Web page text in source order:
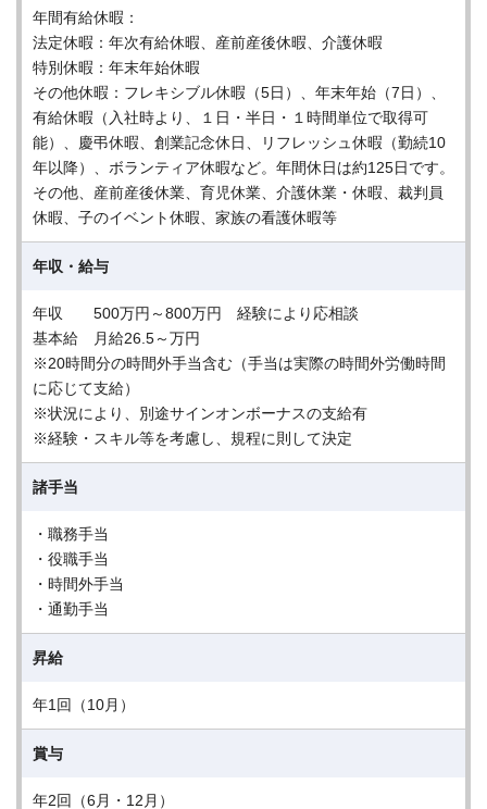
年間有給休暇：
法定休暇：年次有給休暇、産前産後休暇、介護休暇
特別休暇：年末年始休暇
その他休暇：フレキシブル休暇（5日）、年末年始（7日）、
有給休暇（入社時より、１日・半日・１時間単位で取得可
能）、慶弔休暇、創業記念休日、リフレッシュ休暇（勤続10
年以降）、ボランティア休暇など。年間休日は約125日です。
その他、産前産後休業、育児休業、介護休業・休暇、裁判員
休暇、子のイベント休暇、家族の看護休暇等
年収・給与
年収 500万円～800万円 経験により応相談
基本給 月給26.5～万円
※20時間分の時間外手当含む（手当は実際の時間外労働時間
に応じて支給）
※状況により、別途サインオンボーナスの支給有
※経験・スキル等を考慮し、規程に則して決定
諸手当
・職務手当
・役職手当
・時間外手当
・通勤手当
昇給
年1回（10月）
賞与
年2回（6月・12月）